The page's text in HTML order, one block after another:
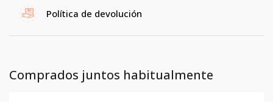
Política de devolución
Comprados juntos habitualmente